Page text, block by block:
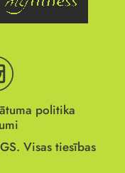
politika
Visas tiesības